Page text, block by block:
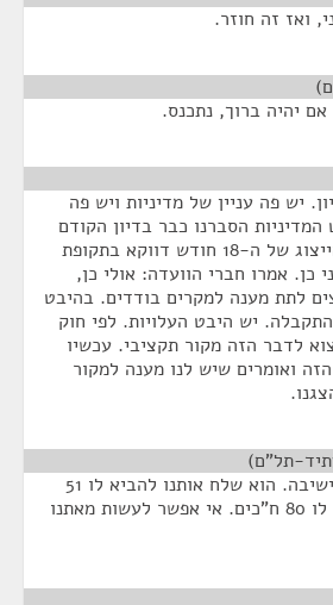
ואז זה חוזר.
יהיה ברוך, נתכנס.
יש פה עניין של מדיניות ויש פה
המדיניות הסברנו כבר בדיון הקודם
– לפי הנתונים שלנו, הייצוג של ה-18 חודש דווקא בתקופת
כן. אמרו חברי הוועדה: אולי כן,
לתת מענה למקרים בודדים. בהיבט
יש היבט העלויות. לפי חוק
לדבר הזה מקור תקציבי. עכשיו
ואומרים שיש לנו מענה למקור
תל"ם)
70 ח"כים. אני הייתי בישיבה. הוא שלח אותנו להביא לו 51
ח"כים. הבאנו לו. נביא לו 80 ח"כים. אי אפשר לעשות מאתנו